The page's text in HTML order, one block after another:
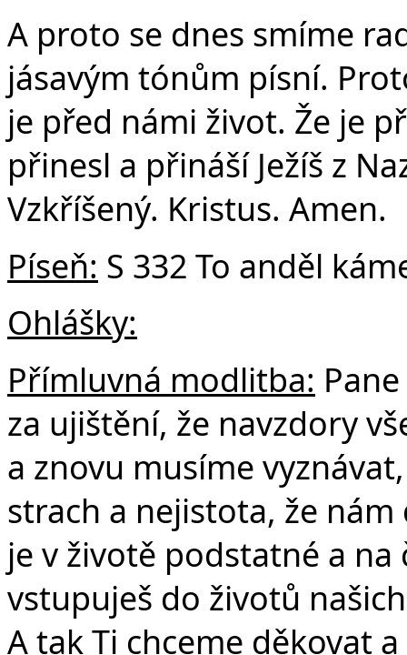
A proto se dnes smíme
jásavým tónům písní.
je před námi život. Že je
přinesl a přináší Ježíš z
Vzkříšený. Kristus. Amen.
Píseň: S 332 To anděl
Ohlášky:
Přímluvná modlitba:
za ujištění, že navzdory
a znovu musíme
strach a nejistota, že
je v životě podstatné a na
vstupuješ do životů
A tak Ti chceme děkovat